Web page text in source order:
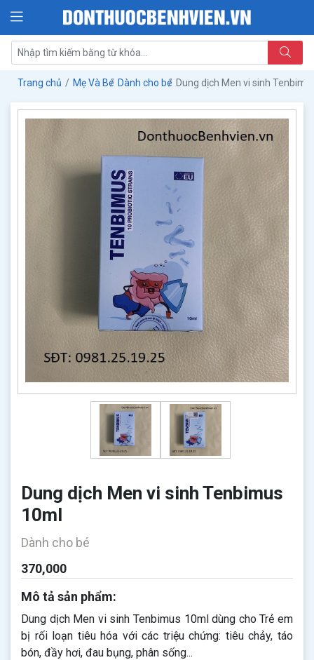
Trang chủ Mẹ Và Bé Dành cho bé Dung dịch Men vi sinh
Dung dịch Men vi sinh Tenbimus
10ml
Dành cho bé
370,000
Mô tả sản phẩm:
Dung dịch Men vi sinh Tenbimus 10ml dùng cho Trẻ em
bị rối loạn tiêu hóa với các triệu chứng: tiêu chảy, táo
bón, đầy hơi, đau bụng, phân sống...